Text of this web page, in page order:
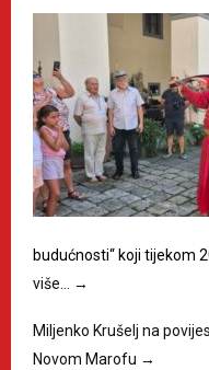
budućnosti“ koji tijekom
više… →
Miljenko Krušelj na
Novom Marofu →